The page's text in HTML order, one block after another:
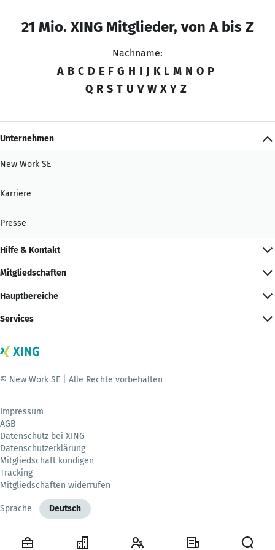
21 Mio. XING Mitglieder, von A bis Z
Nachname:
A B C D E F G H I J K L M N O P
Q R S T U V W X Y Z
Unternehmen
New Work SE
Karriere
Presse
Hilfe & Kontakt
Mitgliedschaften
Hauptbereiche
Services
© New Work SE | Alle Rechte vorbehalten
Impressum
AGB
Datenschutz bei XING
Datenschutzerklärung
Mitgliedschaft kündigen
Tracking
Mitgliedschaften widerrufen
Sprache Deutsch